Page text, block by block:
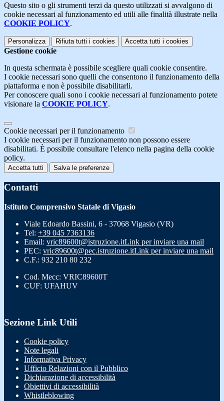
Questo sito o gli strumenti terzi da questo utilizzati si avvalgono di
cookie necessari al funzionamento ed utili alle finalità illustrate nella
COOKIE POLICY.
Personalizza Rifiuta tutti i cookies Accetta tutti i cookies
Gestione cookie
In questa schermata è possibile scegliere quali cookie consentire.
I cookie necessari sono quelli che consentono il funzionamento della
piattaforma e non è possibile disabilitarli.
Per conoscere quali sono i cookie necessari al funzionamento potete
visionare la COOKIE POLICY.
Cookie necessari per il funzionamento
I cookie necessari per il funzionamento non possono essere
disabilitati. È possibile consultare l'elenco nella pagina della cookie
policy.
Accetta tutti Salva le preferenze
Contatti
Istituto Comprensivo Statale di Vigasio
Viale Edoardo Bassini, 6 - 37068 Vigasio (VR)
Tel: +39 045 7363136
Email: vric89600t@istruzione.itLink per inviare una mail
PEC: vric89600t@pec.istruzione.itLink per inviare una mail
C.F.: 932 210 80 232
Cod. Mecc: VRIC89600T
CUF: UFAHUV
Sezione Link Utili
Cookie policy
Note legali
Informativa Privacy
Ufficio Relazioni con il Pubblico
Dichiarazione di accessibilità
Obiettivi di accessibilità
Whistleblowing